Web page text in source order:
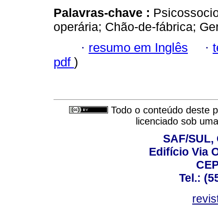
Palavras-chave :
operária; Chão-de-fábrica;
· resumo em Inglês ·
pdf )
Todo o conteúdo deste
licenciado sob
SAF/
Edifício Via
Tel.: